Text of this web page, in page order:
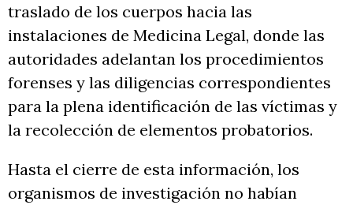
traslado de los cuerpos hacia las
instalaciones de Medicina Legal, donde las
autoridades adelantan los procedimientos
forenses y las diligencias correspondientes
para la plena identificación de las víctimas y
la recolección de elementos probatorios.
Hasta el cierre de esta información, los
organismos de investigación no habían